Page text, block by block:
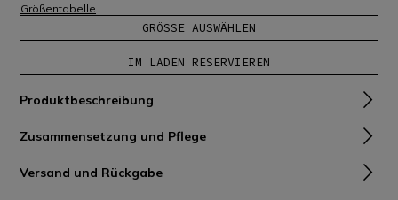
Größentabelle
GRÖSSE AUSWÄHLEN
IM LADEN RESERVIEREN
Produktbeschreibung
Zusammensetzung und Pflege
Versand und Rückgabe